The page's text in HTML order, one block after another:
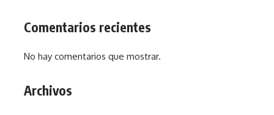
Comentarios recientes
No hay comentarios que mostrar.
Archivos